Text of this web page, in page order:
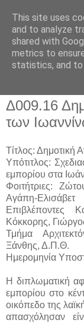
Δ009.16
των
Τίτλος: Δημοτική
Υπότιτλος:
εμπορίου στα
Φοιτήτριες:
Αγάπη-Ελισάβετ
Επιβλέποντες
Κόκκορης,
Τμήμα
Ξάνθης, Δ.Π.Θ.
Ημερομηνία
Η διπλωματική
εμπορίου στο
οικόπεδο της
απασχόλησαν
This site uses
and to analyze
shared with
metrics to
statistics, and to